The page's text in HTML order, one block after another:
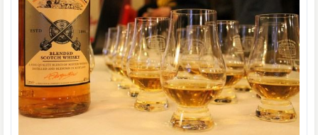
В закладки
В сравнение
Отзывов: 0|Написать отзыв
Метки: